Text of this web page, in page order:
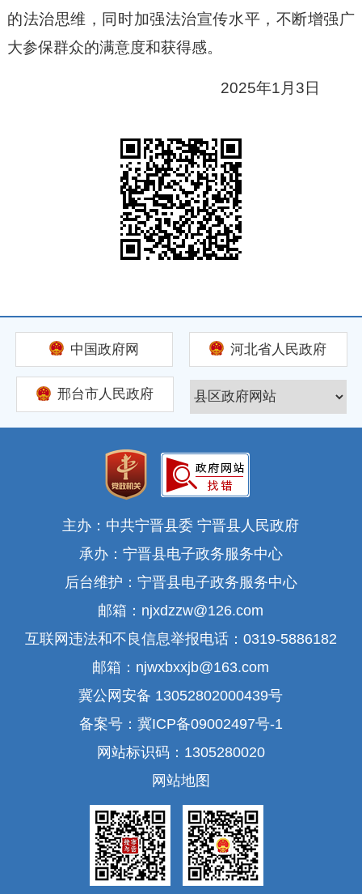
的法治思维，同时加强法治宣传水平，不断增强广
大参保群众的满意度和获得感。
2025年1月3日
中国政府网 河北省人民政府
邢台市人民政府
主办：中共宁晋县委 宁晋县人民政府
承办：宁晋县电子政务服务中心
后台维护：宁晋县电子政务服务中心
邮箱：njxdzzw@126.com
互联网违法和不良信息举报电话：0319-5886182
邮箱：njwxbxxjb@163.com
冀公网安备 13052802000439号
备案号：冀ICP备09002497号-1
网站标识码：1305280020
网站地图